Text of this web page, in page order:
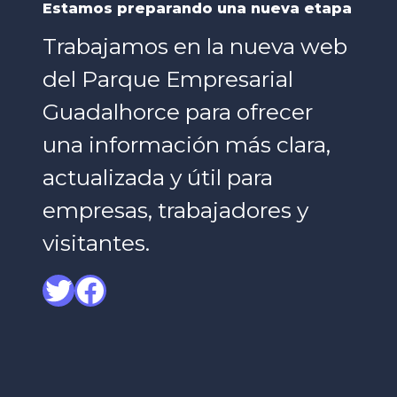
Estamos preparando una nueva etapa
Trabajamos en la nueva web
del Parque Empresarial
Guadalhorce para ofrecer
una información más clara,
actualizada y útil para
empresas, trabajadores y
visitantes.
Twitter
Facebook